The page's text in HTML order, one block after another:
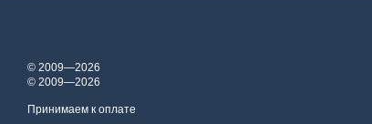
© 2009—2026
© 2009—2026
Принимаем к оплате